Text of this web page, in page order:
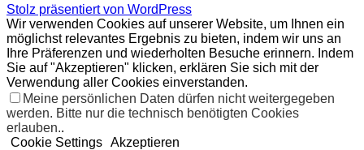
Stolz präsentiert von WordPress
Wir verwenden Cookies auf unserer Website, um Ihnen ein
möglichst relevantes Ergebnis zu bieten, indem wir uns an
Ihre Präferenzen und wiederholten Besuche erinnern. Indem
Sie auf "Akzeptieren" klicken, erklären Sie sich mit der
Verwendung aller Cookies einverstanden.
Meine persönlichen Daten dürfen nicht weitergegeben
werden. Bitte nur die technisch benötigten Cookies
erlauben..
Cookie Settings Akzeptieren